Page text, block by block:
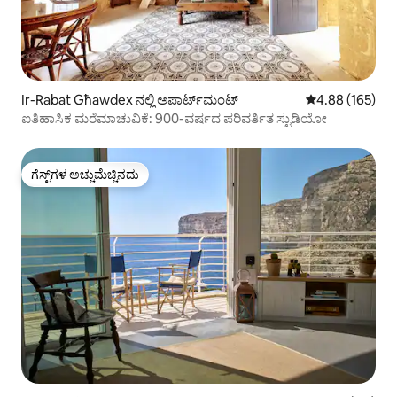
Ir-Rabat Għawdex ನಲ್ಲಿ ಅಪಾರ್ಟ್‌ಮಂಟ್ 5 ರಲ್ಲಿ 4.88
4.88 (165)
ಐತಿಹಾಸಿಕ ಮರೆಮಾಚುವಿಕೆ: 900-ವರ್ಷದ ಪರಿವರ್ತಿತ ಸ್ಟುಡಿಯೋ
ಗೆಸ್ಟ್‌ಗಳ ಅಚ್ಚುಮೆಚ್ಚಿನದು
ಗೆಸ್ಟ್‌ಗಳ ಅಚ್ಚುಮೆಚ್ಚಿನದು